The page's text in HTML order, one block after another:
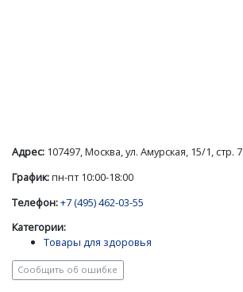
Адрес: 107497, Москва, ул. Амурская, 15/1, стр. 7
График:пн-пт 10:00-18:00
Телефон:+7 (495) 462-03-55
Категории:
Товары для здоровья
Сообщить об ошибке